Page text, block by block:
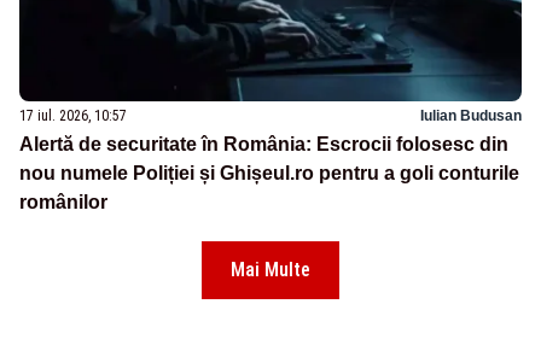
17 iul. 2026, 10:57 Iulian Budusan
Alertă de securitate în România: Escrocii folosesc din
nou numele Poliției și Ghișeul.ro pentru a goli conturile
românilor
Mai Multe